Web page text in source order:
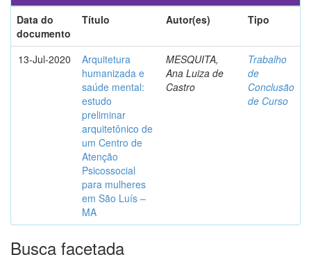
Data do
documento
Título Autor(es) Tipo
13-Jul-2020
Arquitetura
humanizada e
saúde mental:
estudo
preliminar
arquitetônico de
um Centro de
Atenção
Psicossocial
para mulheres
em São Luís –
MA
MESQUITA,
Ana Luiza de
Castro
Trabalho
de
Conclusão
de Curso
Busca facetada